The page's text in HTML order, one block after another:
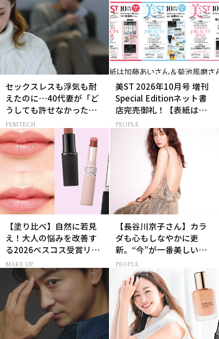
セックスレスも浮気も耐
えたのに…40代妻が「ど
うしても許せなかった」
夫の一言
FEMTECH
美ST 2026年10月号 増刊
Special Editionネット書
店完売御礼！【表紙は加
藤あいさん＆菊池風磨さ
PEOPLE
【塗り比べ】自然に若見
え！大人の悩みを改善す
る2026ベスコス受賞リッ
プTOP3
MAKE UP
【長谷川京子さん】カラ
ダも心もしなやかに更
新。“今”が一番美しい
［特別画像集］
PEOPLE